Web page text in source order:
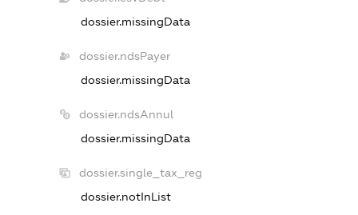
dossier.missingData
dossier.ndsPayer
dossier.missingData
dossier.ndsAnnul
dossier.missingData
dossier.single_tax_reg
dossier.notInList